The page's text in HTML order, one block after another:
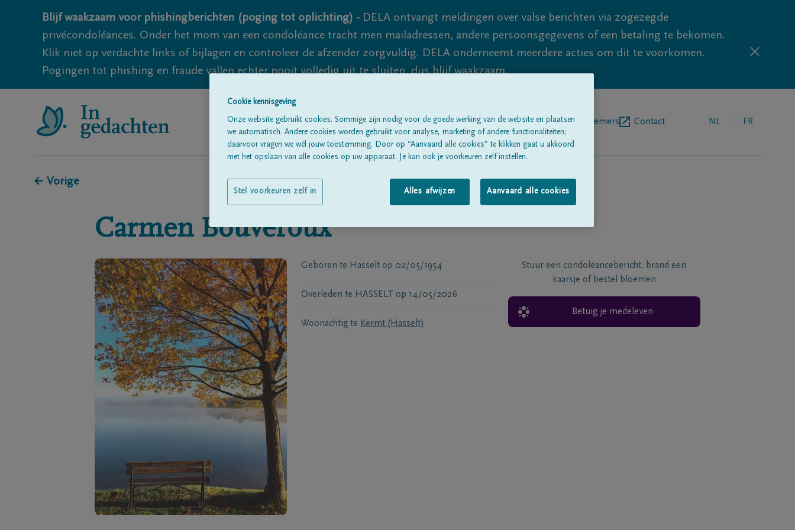
Blijf waakzaam voor phishingberichten (poging tot oplichting) - DELA ontvangt meldingen over valse berichten via zogezegde
privécondoléances. Onder het mom van een condoléance tracht men mailadressen, andere persoonsgegevens of een betaling te bekomen.
Klik niet op verdachte links of bijlagen en controleer de afzender zorgvuldig. DELA onderneemt meerdere acties om dit te voorkomen.
Pogingen tot phishing en fraude vallen echter nooit volledig uit te sluiten, dus blijf waakzaam.
Alle rouwberichtenOver onsBegrafenisondernemers Contact NL FR
← Vorige
Carmen Bouveroux
Geboren te Hasselt op 02/05/1954
Overleden te HASSELT op 14/05/2026
Woonachtig te Kermt (Hasselt)
Stuur een condoléancebericht, brand een
kaarsje of bestel bloemen
Betuig je medeleven
Cookie kennisgeving
Onze website gebruikt cookies. Sommige zijn nodig voor de goede werking van de website en plaatsen
we automatisch. Andere cookies worden gebruikt voor analyse, marketing of andere functionaliteiten;
daarvoor vragen we wél jouw toestemming. Door op “Aanvaard alle cookies” te klikken gaat u akkoord
met het opslaan van alle cookies op uw apparaat. Je kan ook je voorkeuren zelf instellen.
Alles afwijzen Aanvaard alle cookies
Stel voorkeuren zelf in